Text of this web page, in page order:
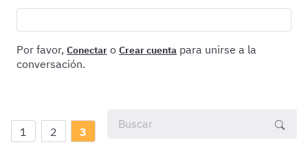
Por favor, Conectar o Crear cuenta para unirse a la
conversación.
1 2 3